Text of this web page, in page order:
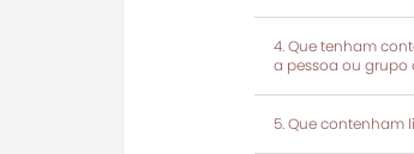
Que tenham
a pessoa ou grupo
Que contenham